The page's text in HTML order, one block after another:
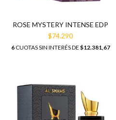
ROSE MYSTERY INTENSE EDP
$74.290
6CUOTAS SIN INTERÉS DE $12.381,67